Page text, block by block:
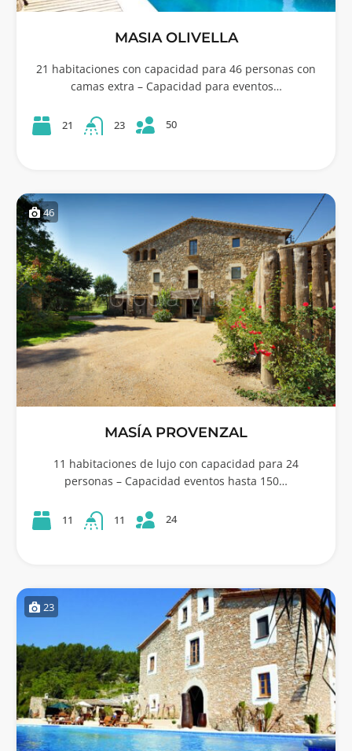
MASIA OLIVELLA
21 habitaciones con capacidad para 46 personas con
camas extra – Capacidad para eventos…
21 23 50
46
MASÍA PROVENZAL
11 habitaciones de lujo con capacidad para 24
personas – Capacidad eventos hasta 150…
11 11 24
23